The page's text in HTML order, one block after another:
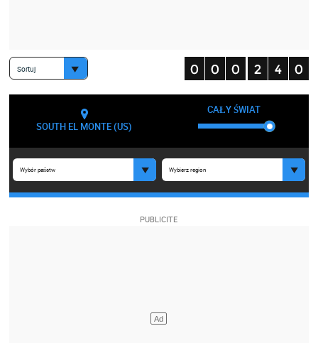
Sortuj
SOUTH EL MONTE (US)
CAŁY ŚWIAT
Wybór państw Wybierz region